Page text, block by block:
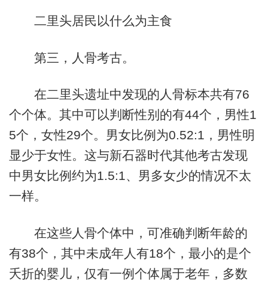
二里头居民以什么为主食
第三，人骨考古。
在二里头遗址中发现的人骨标本共有76
个个体。其中可以判断性别的有44个，男性1
5个，女性29个。男女比例为0.52:1，男性明
显少于女性。这与新石器时代其他考古发现
中男女比例约为1.5:1、男多女少的情况不太
一样。
在这些人骨个体中，可准确判断年龄的
有38个，其中未成年人有18个，最小的是个
夭折的婴儿，仅有一例个体属于老年，多数